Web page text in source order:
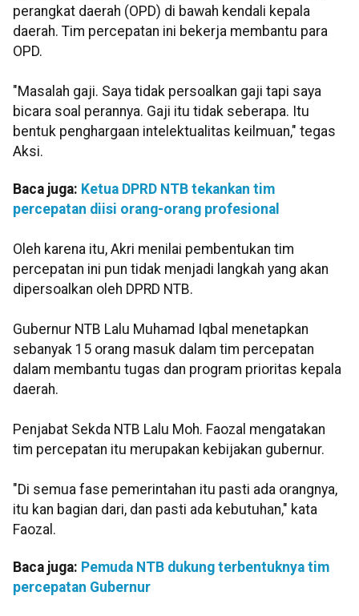
perangkat daerah (OPD) di bawah kendali kepala
daerah. Tim percepatan ini bekerja membantu para
OPD.
"Masalah gaji. Saya tidak persoalkan gaji tapi saya
bicara soal perannya. Gaji itu tidak seberapa. Itu
bentuk penghargaan intelektualitas keilmuan," tegas
Aksi.
Baca juga: Ketua DPRD NTB tekankan tim
percepatan diisi orang-orang profesional
Oleh karena itu, Akri menilai pembentukan tim
percepatan ini pun tidak menjadi langkah yang akan
dipersoalkan oleh DPRD NTB.
Gubernur NTB Lalu Muhamad Iqbal menetapkan
sebanyak 15 orang masuk dalam tim percepatan
dalam membantu tugas dan program prioritas kepala
daerah.
Penjabat Sekda NTB Lalu Moh. Faozal mengatakan
tim percepatan itu merupakan kebijakan gubernur.
"Di semua fase pemerintahan itu pasti ada orangnya,
itu kan bagian dari, dan pasti ada kebutuhan," kata
Faozal.
Baca juga: Pemuda NTB dukung terbentuknya tim
percepatan Gubernur